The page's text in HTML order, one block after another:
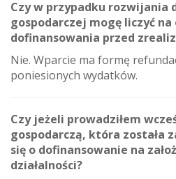
Czy w przypadku rozwijania
gospodarczej mogę liczyć
dofinansowania przed
Nie. Wparcie ma formę
poniesionych wydatków.
Czy jeżeli prowadziłem
gospodarczą, która została
się o dofinansowanie na
działalności?